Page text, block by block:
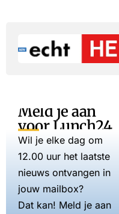
Meld je aan
voor Lunch24
Wil je elke dag om
12.00 uur het laatste
nieuws ontvangen in
jouw mailbox?
Dat kan! Meld je aan